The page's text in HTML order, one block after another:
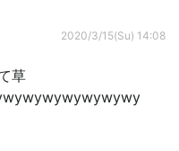
2020/3/15(Su) 14:08
草